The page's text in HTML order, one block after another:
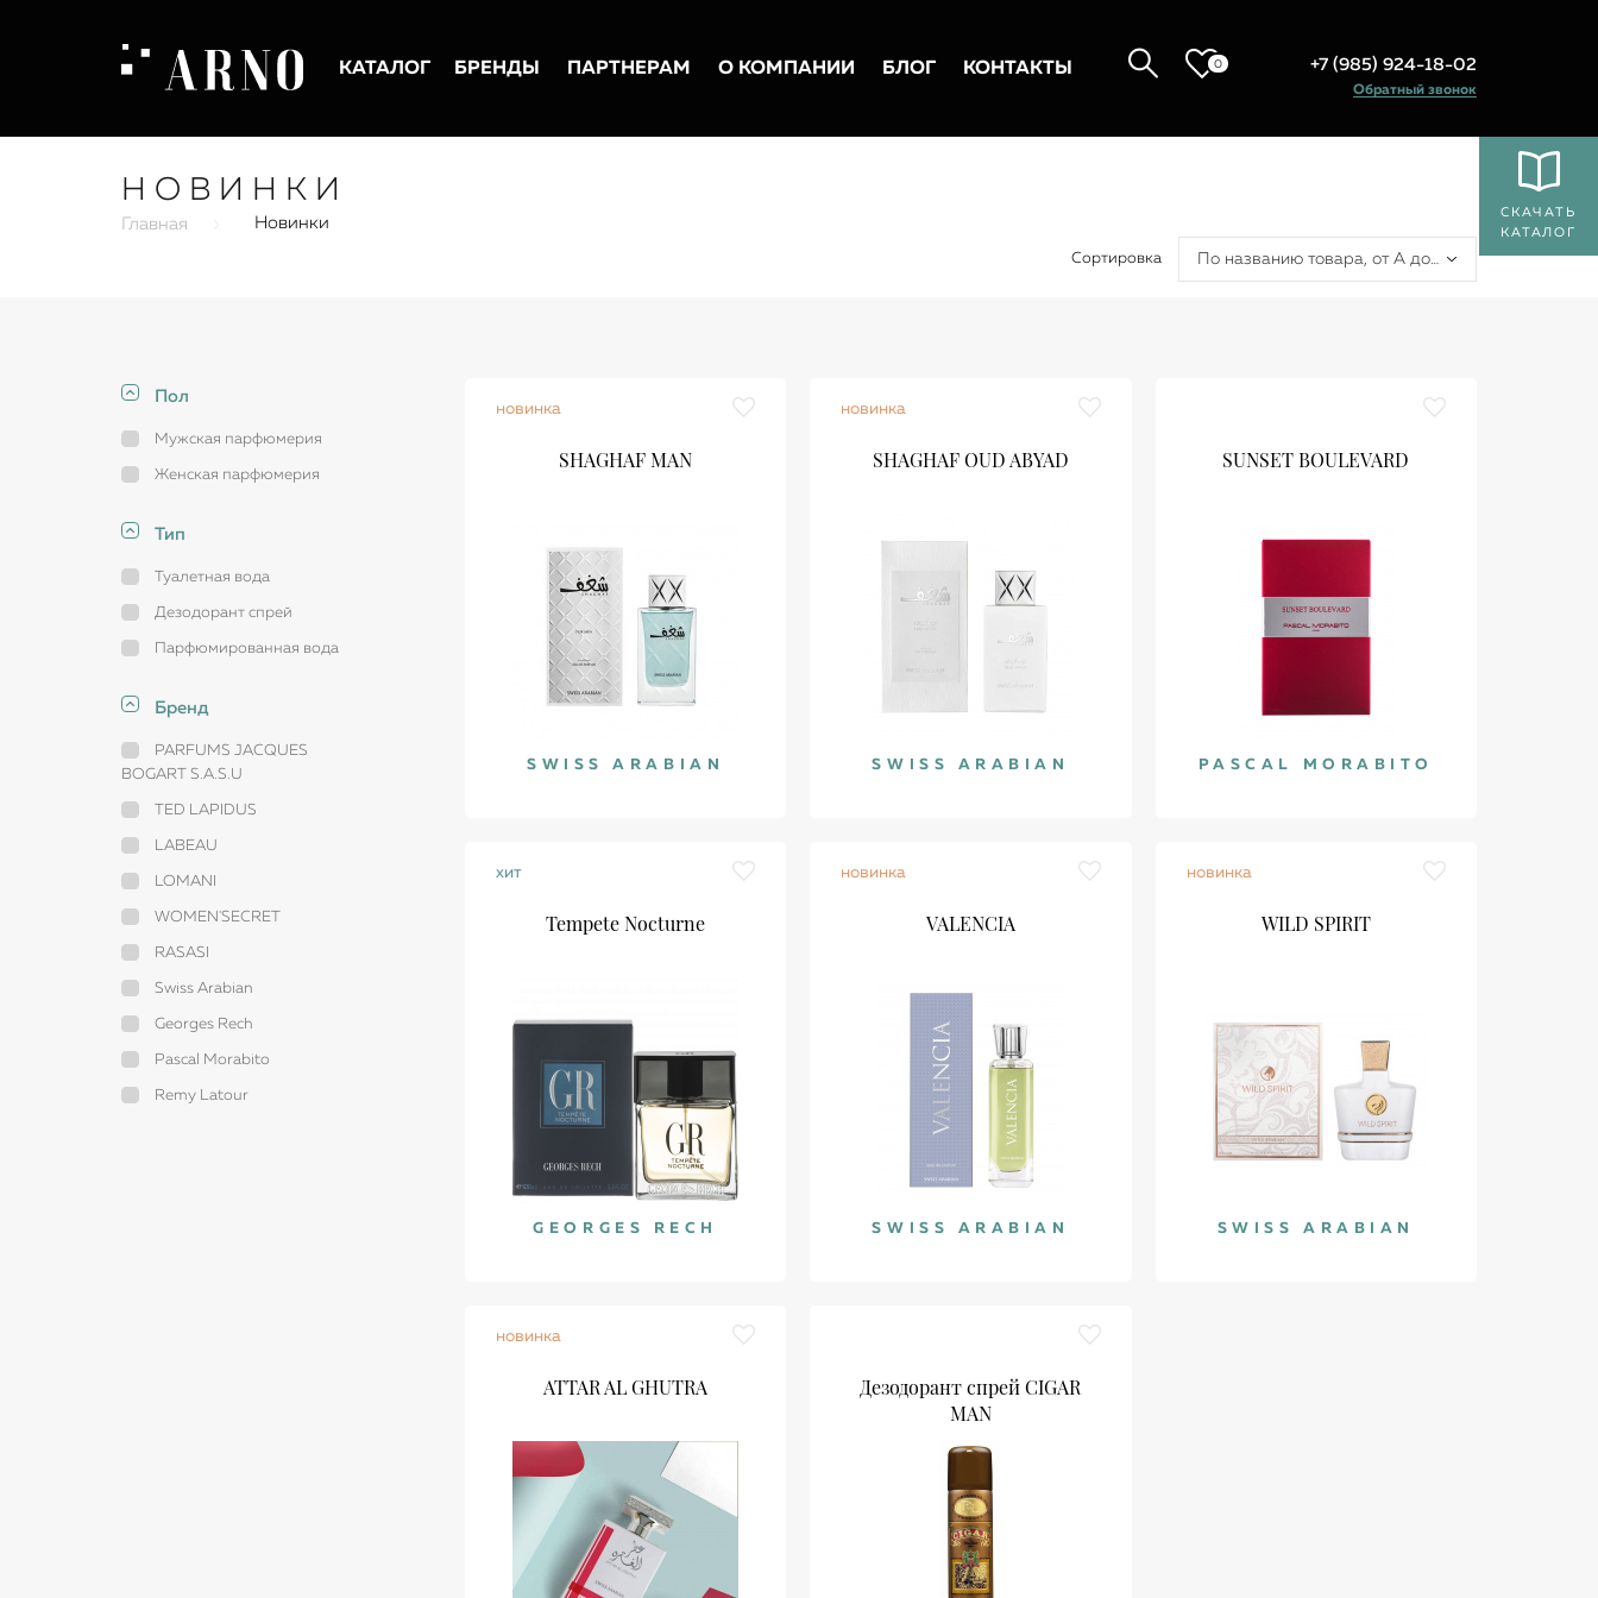
КАТАЛОГ БРЕНДЫ ПАРТНЕРАМ О КОМПАНИИ БЛОГ КОНТАКТЫ 0 +7 (985) 924-18-02
Обратный звонок
СКАЧАТЬ
КАТАЛОГ
НОВИНКИ
Главная Новинки
Сортировка По названию товара, от А до Я
Пол
Мужская парфюмерия
Женская парфюмерия
Тип
Туалетная вода
Дезодорант спрей
Парфюмированная вода
Бренд
PARFUMS JACQUES
BOGART S.A.S.U
TED LAPIDUS
LABEAU
LOMANI
WOMEN'SECRET
RASASI
Swiss Arabian
Georges Rech
Pascal Morabito
Remy Latour
новинка
SHAGHAF MAN
SWISS ARABIAN
новинка
SHAGHAF OUD ABYAD
SWISS ARABIAN
SUNSET BOULEVARD
PASCAL MORABITO
хит
Tempete Nocturne
GEORGES RECH
новинка
VALENCIA
SWISS ARABIAN
новинка
WILD SPIRIT
SWISS ARABIAN
новинка
АТТАR AL GHUTRA
Дезодорант спрей CIGAR
MAN